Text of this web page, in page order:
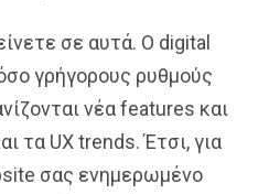
σε αυτά. Ο digital
γρήγορους ρυθμούς
νέα features και
τα UX trends. Έτσι, για
σας ενημερωμένο